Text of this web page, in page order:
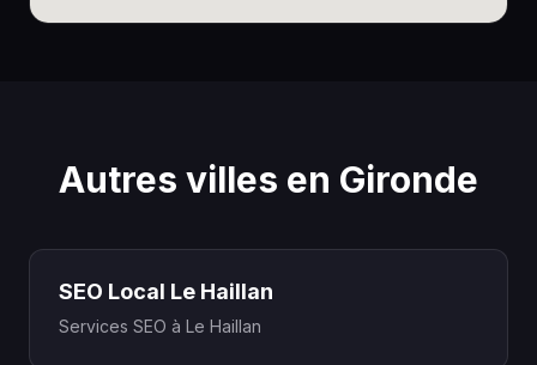
Autres villes en Gironde
SEO Local Le Haillan
Services SEO à Le Haillan